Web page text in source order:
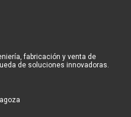
fabricación y venta de
de soluciones innovadoras.